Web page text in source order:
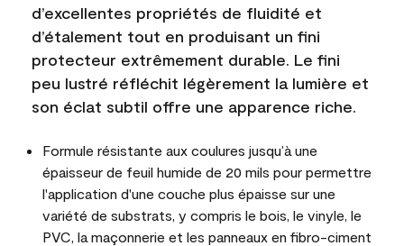
d’excellentes propriétés de fluidité et
d’étalement tout en produisant un fini
protecteur extrêmement durable. Le fini
peu lustré réfléchit légèrement la lumière et
son éclat subtil offre une apparence riche.
Formule résistante aux coulures jusqu’à une
épaisseur de feuil humide de 20 mils pour permettre
l'application d'une couche plus épaisse sur une
variété de substrats, y compris le bois, le vinyle, le
PVC, la maçonnerie et les panneaux en fibro-ciment